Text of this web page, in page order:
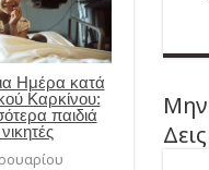
Ημέρα κατά
Καρκίνου:
παιδιά
Μην